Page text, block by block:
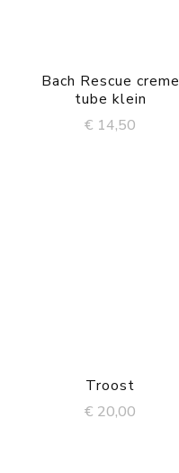
Bach Rescue creme
tube klein
€ 14,50
Troost
€ 20,00